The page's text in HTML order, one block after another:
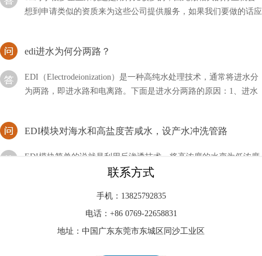
该如何申请EDI？
为两路，即进水路和电离路。下面是进水分两路的原因：1、进水
路：进水路是EDI系统中的第一道
水，同时将工业污染物、重金属、细菌、病毒等大量混入水中的杂
质全部隔离，从而达到饮用规定的理化指标及卫生标准
能否接受edi形式的订单？
现在的技术发展得非常快，尤其是对于一个行业的新手来说，技术
的迭代更是让人捉摸不透，比如新型的EDI技术，我们能否接受
联系方式
手机：13825792835
电话：+86 0769-22658831
地址：中国广东东莞市东城区同沙工业区